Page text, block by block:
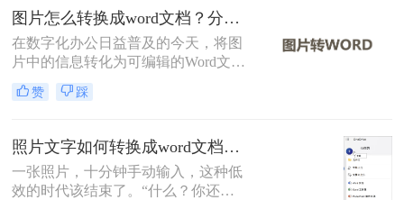
能。那么如何把图片转换成word呢？
本文将介绍三种将图片转换成Word的
方法。
图片怎么转换成word文档？分享三种实用方法指南！
在数字化办公日益普及的今天，将图
片中的信息转化为可编辑的Word文档
变得尤为重要。那么图片怎么转换成
word文档呢？本文将介绍三种常见的
赞 踩
照片文字如何转换成word文档？这4个方法轻松转换！
一张照片，十分钟手动输入，这种低
效的时代该结束了。“什么？你还在